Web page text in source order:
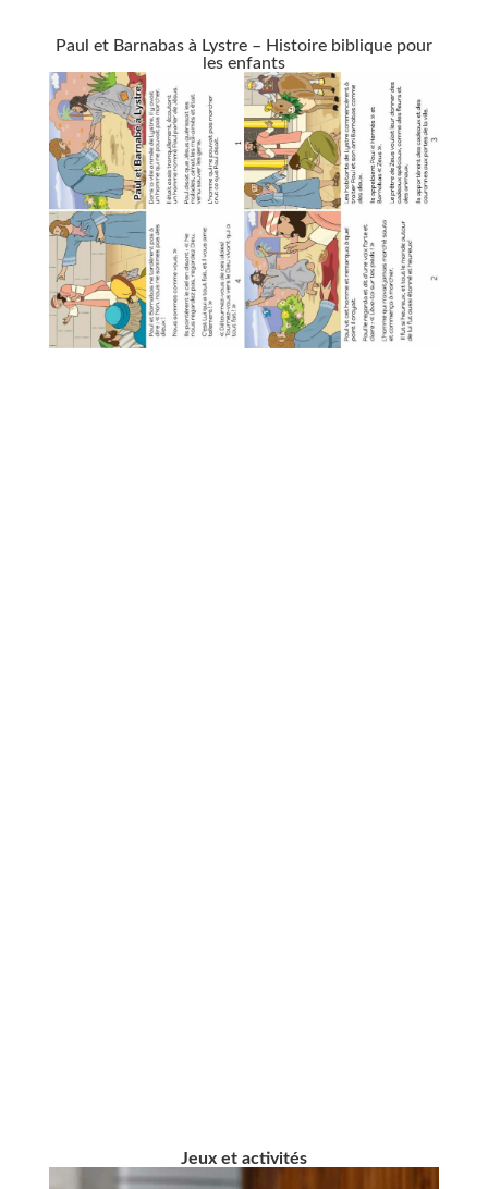
Paul et Barnabas à Lystre – Histoire biblique pour
les enfants
Jeux et activités